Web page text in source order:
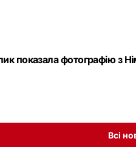
показала фотографію з
Всі